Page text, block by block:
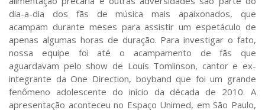
dia-a-dia dos fãs de música mais apaixonados, que
acampam durante meses para assistir um espetáculo de
apenas algumas horas de duração. Para investigar o fato,
nossa equipe foi até o acampamento de fãs que
aguardavam pelo show de Louis Tomlinson, cantor e ex-
integrante daOne Direction, boybandque foi um grande
fenômeno adolescente do início da década de 2010. A
apresentação aconteceu no Espaço Unimed, em São Paulo,